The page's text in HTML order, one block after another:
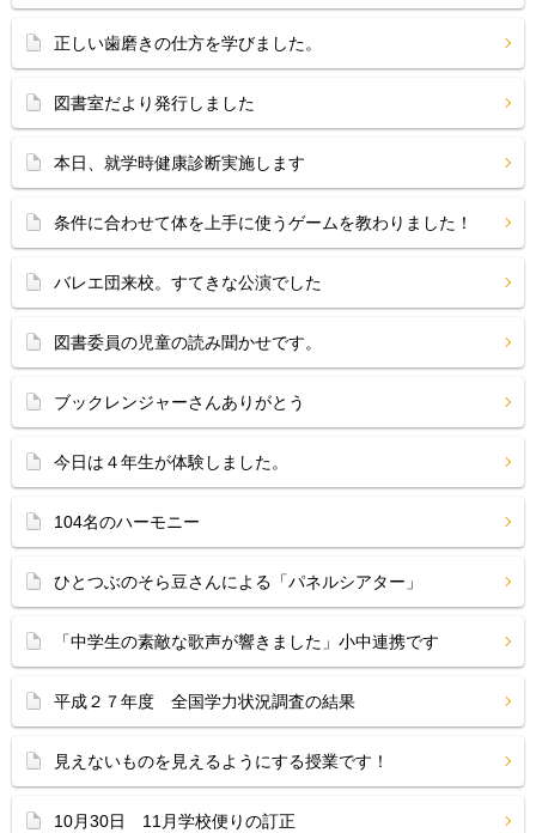
正しい歯磨きの仕方を学びました。
図書室だより発行しました
本日、就学時健康診断実施します
条件に合わせて体を上手に使うゲームを教わりました！
バレエ団来校。すてきな公演でした
図書委員の児童の読み聞かせです。
ブックレンジャーさんありがとう
今日は４年生が体験しました。
104名のハーモニー
ひとつぶのそら豆さんによる「パネルシアター」
「中学生の素敵な歌声が響きました」小中連携です
平成２７年度 全国学力状況調査の結果
見えないものを見えるようにする授業です！
10月30日 11月学校便りの訂正